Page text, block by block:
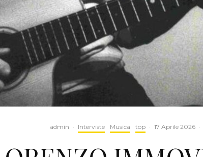
admin · Interviste Musica top · 17 Aprile 2026 ·